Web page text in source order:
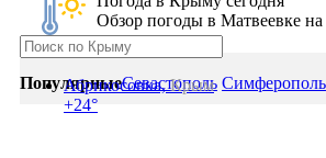
Обзор погоды в Матвеевке
Абрикосовка,Крым
+24°
ПопулярныеСевастополь Симферополь